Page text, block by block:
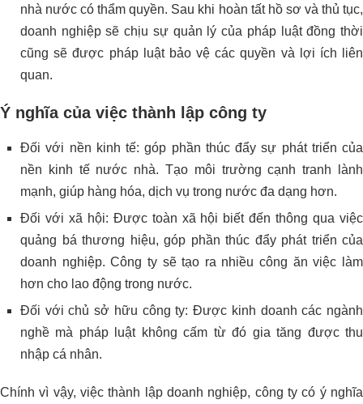
nhà nước có thẩm quyền. Sau khi hoàn tất hồ sơ và thủ tục,
doanh nghiệp sẽ chịu sự quản lý của pháp luật đồng thời
cũng sẽ được pháp luật bảo vệ các quyền và lợi ích liên
quan.
Ý nghĩa của việc thành lập công ty
Đối với nền kinh tế: góp phần thúc đẩy sự phát triển của
nền kinh tế nước nhà. Tạo môi trường cạnh tranh lành
mạnh, giúp hàng hóa, dịch vụ trong nước đa dạng hơn.
Đối với xã hội: Được toàn xã hội biết đến thông qua việc
quảng bá thương hiệu, góp phần thúc đẩy phát triển của
doanh nghiệp. Công ty sẽ tạo ra nhiều công ăn việc làm
hơn cho lao động trong nước.
Đối với chủ sở hữu công ty: Được kinh doanh các ngành
nghề mà pháp luật không cấm từ đó gia tăng được thu
nhập cá nhân.
Chính vì vậy, việc thành lập doanh nghiệp, công ty có ý nghĩa